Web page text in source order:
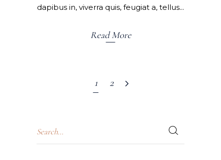
dapibus in, viverra quis, feugiat a, tellus
Read More
1 2